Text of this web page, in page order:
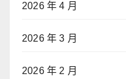
2026 年 4 月
2026 年 3 月
2026 年 2 月